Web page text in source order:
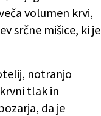
volumen krvi,
srčne mišice, ki je
notranjo
tlak in
da je